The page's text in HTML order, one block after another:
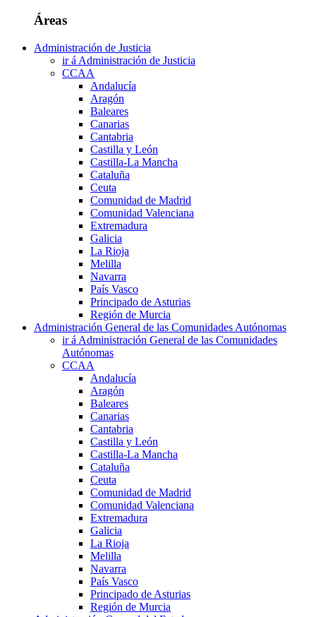
Áreas
Administración de Justicia
ir á Administración de Justicia
CCAA
Andalucía
Aragón
Baleares
Canarias
Cantabria
Castilla y León
Castilla-La Mancha
Cataluña
Ceuta
Comunidad de Madrid
Comunidad Valenciana
Extremadura
Galicia
La Rioja
Melilla
Navarra
País Vasco
Principado de Asturias
Región de Murcia
Administración General de las Comunidades Autónomas
ir á Administración General de las Comunidades
Autónomas
CCAA
Andalucía
Aragón
Baleares
Canarias
Cantabria
Castilla y León
Castilla-La Mancha
Cataluña
Ceuta
Comunidad de Madrid
Comunidad Valenciana
Extremadura
Galicia
La Rioja
Melilla
Navarra
País Vasco
Principado de Asturias
Región de Murcia